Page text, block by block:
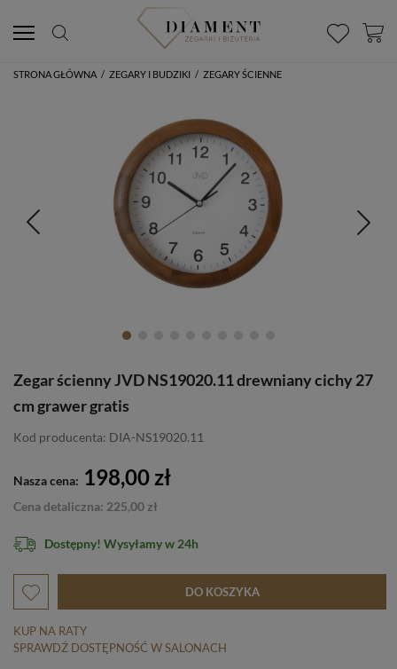
STRONA GŁÓWNA / ZEGARY I BUDZIKI / ZEGARY ŚCIENNE
Zegar ścienny JVD NS19020.11 drewniany cichy 27
cm grawer gratis
Kod producenta: DIA-NS19020.11
Nasza cena: 198,00 zł
Cena detaliczna: 225,00 zł
Dostępny! Wysyłamy w 24h
DO KOSZYKA
KUP NA RATY
SPRAWDŹ DOSTĘPNOŚĆ W SALONACH